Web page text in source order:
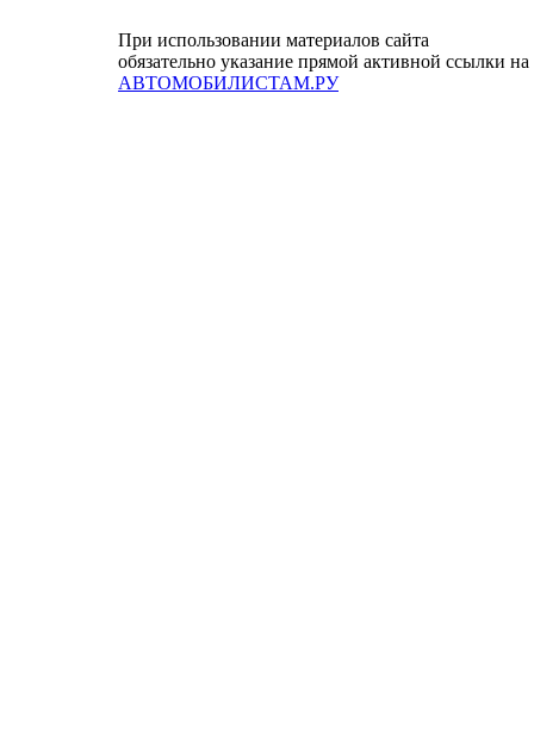
При использовании материалов сайта
обязательно указание прямой активной ссылки на
АВТОМОБИЛИСТАМ.РУ